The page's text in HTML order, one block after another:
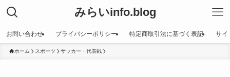
みらいinfo.blog
お問い合わせ プライバシーポリシー 特定商取引法に基づく表記 サイ
ホーム スポーツ サッカー・代表戦